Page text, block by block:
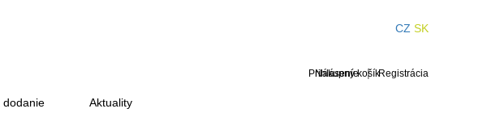
dodanie Aktuality
CZ SK
Prihlásenie | Registrácia
Nákupný košík